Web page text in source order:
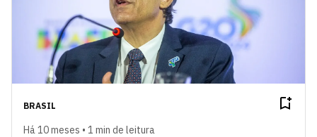
BRASIL
Há 10 meses • 1 min de leitura